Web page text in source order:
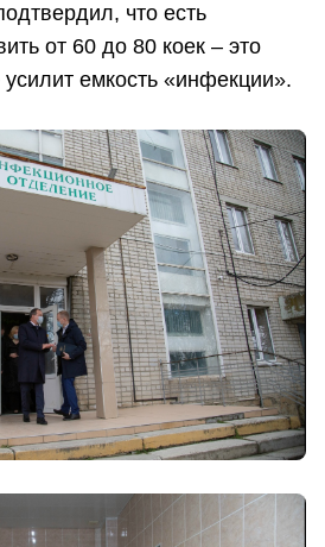
что есть
от 60 до 80 коек – это
усилит емкость «инфекции».